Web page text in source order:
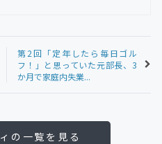
第2回「定年したら毎日ゴル
フ！」と思っていた元部長、3
か月で家庭内失業...
の一覧を見る